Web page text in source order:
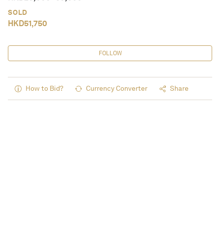
SOLD
HKD51,750
FOLLOW
How to Bid? Currency Converter Share